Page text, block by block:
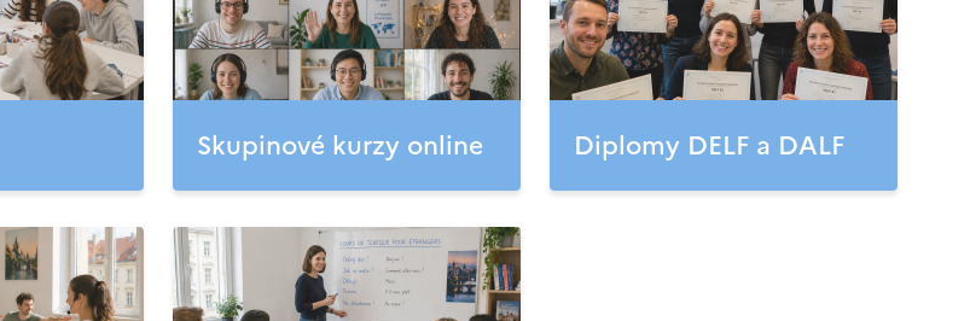
Skupinové kurzy online Diplomy DELF a DALF